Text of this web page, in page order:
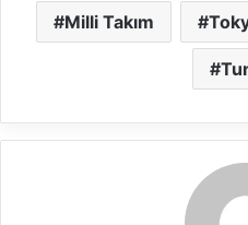
Milli Takım